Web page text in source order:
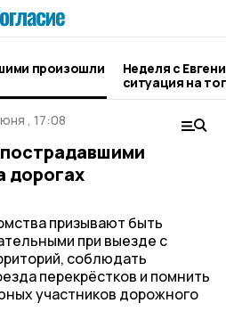
произошли
Неделя с
ситуация на
городе и
, 17:08
дорогах
призывают быть
при выезде с
соблюдать
перекрёстков и помнить
участников дорожного